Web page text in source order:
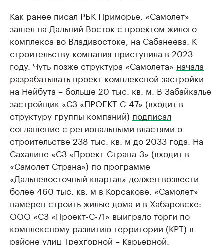
Как ранее писал РБК Приморье, «Самолет»
зашел на Дальний Восток с проектом жилого
комплекса во Владивостоке, на Сабанеева. К
строительству компания приступила в 2023
году. Чуть позже структура «Самолета» начала
разрабатывать проект комплексной застройки
на Нейбута – больше 20 тыс. кв. м. В Забайкалье
застройщик «СЗ «ПРОЕКТ-С-47» (входит в
структуру группы компаний) подписал
соглашение с региональными властями о
строительстве 238 тыс. кв. м до 2033 года. На
Сахалине «СЗ «Проект-Страна-3» (входит в
«Самолет Страна») по программе
«Дальневосточный квартал» должен возвести
более 460 тыс. кв. м в Корсакове. «Самолет»
намерен строить жилые дома и в Хабаровске:
ООО «СЗ «Проект-С-71» выиграло торги по
комплексному развитию территории (КРТ) в
районе улиц Трехгорной – Карьерной.